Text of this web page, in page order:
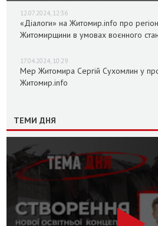
12.07.2024, 12:36
«Діалоги» на Житомир.info про
Житомирщини в умовах воєнного
17.04.2024, 10:29
Мер Житомира Сергій Сухомлин у
Житомир.info
ТЕМИ ДНЯ